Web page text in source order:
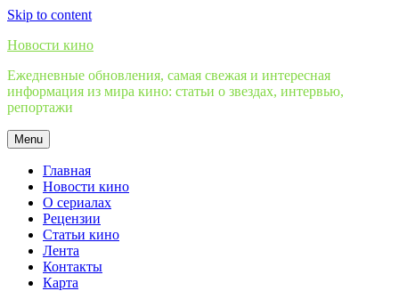
Skip to content
Новости кино
Ежедневные обновления, самая свежая и интересная
информация из мира кино: статьи о звездах, интервью,
репортажи
Menu
Главная
Новости кино
О сериалах
Рецензии
Статьи кино
Лента
Контакты
Карта